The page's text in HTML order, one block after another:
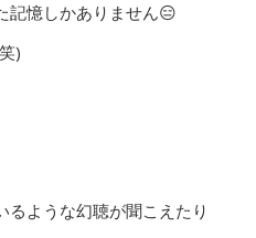
記憶しかありません😑
)
るような幻聴が聞こえたり